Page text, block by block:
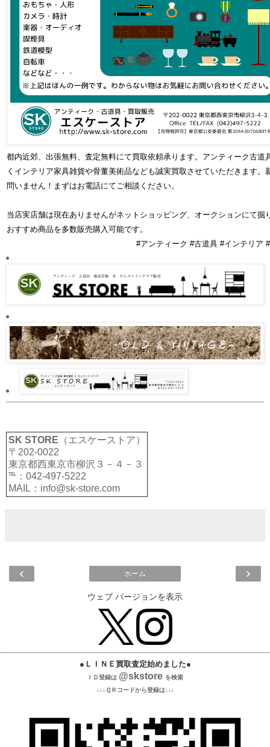
都内近郊、出張無料、査定無料にて買取依頼承ります。アンティーク古道
くインテリア家具雑貨や骨董美術品なども誠実買取させていただきます。
問いません！まずはお電話にてご相談ください。
当店実店舗は現在ありませんがネットショッピング、オークションにて掘
おすすめ商品を多数販売購入可能です。
#アンティーク #古道具 #インテリア
SK STORE （エスケーストア）
〒202-0022
東京都西東京市柳沢３－４－３
℡：042-497-5222
MAIL：info@sk-store.com
‹ ›
ホーム
ウェブ バージョンを表示
●ＬＩＮＥ買取査定始めました●
ＩＤ登録は @skstore を検索
↓↓↓ＱＲコードから登録は↓↓↓